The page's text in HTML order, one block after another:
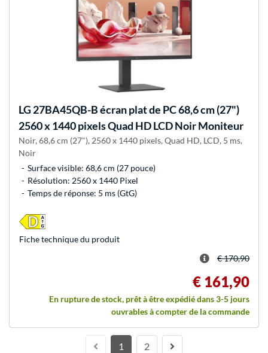
LG 27BA45QB-B écran plat de PC 68,6 cm (27")
2560 x 1440 pixels Quad HD LCD Noir Moniteur
Noir, 68,6 cm (27"), 2560 x 1440 pixels, Quad HD, LCD, 5 ms,
Noir
Surface visible: 68,6 cm (27 pouce)
Résolution: 2560 x 1440 Pixel
Temps de réponse: 5 ms (GtG)
€ 170,90
€ 161,90
En rupture de stock, prêt à être expédié dans 3-5 jours
ouvrables à compter de la commande
Fiche technique du produit
1 2